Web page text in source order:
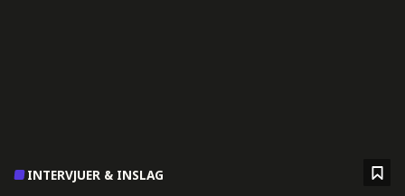
INTERVJUER & INSLAG